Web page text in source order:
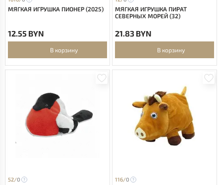
МЯГКАЯ ИГРУШКА ПИОНЕР (2025)
12.55 BYN
В корзину
МЯГКАЯ ИГРУШКА ПИРАТ
СЕВЕРНЫХ МОРЕЙ (32)
21.83 BYN
В корзину
52/0 116/0